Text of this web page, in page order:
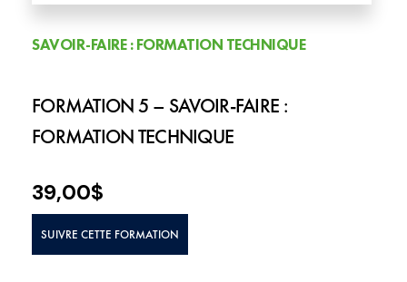
SAVOIR-FAIRE : FORMATION TECHNIQUE
FORMATION 5 – SAVOIR-FAIRE :
FORMATION TECHNIQUE
39,00$
SUIVRE CETTE FORMATION